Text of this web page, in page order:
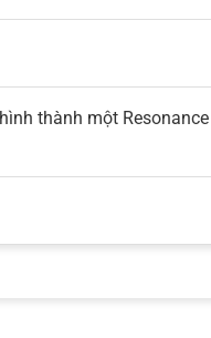
thành một